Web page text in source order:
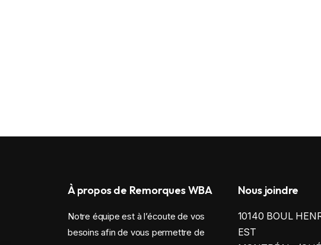
À propos de Remorques WBA
Notre équipe est à l’écoute de vos
besoins afin de vous permettre de
Nous joindre
10140 BOUL
EST